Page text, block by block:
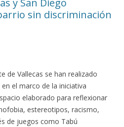
y San Diego
sin discriminación
de Vallecas se han realizado
el marco de la iniciativa
elaborado para reflexionar
estereotipos, racismo,
de juegos como Tabú